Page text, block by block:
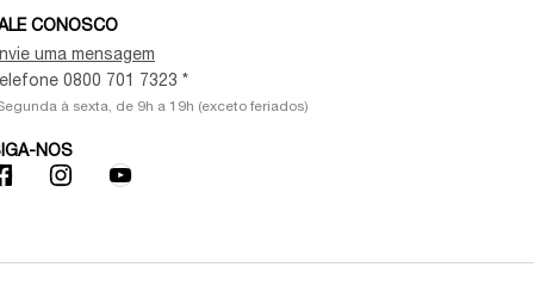
CONOSCO
uma mensagem
0800 701 7323 *
à sexta, de 9h a 19h (exceto feriados)
NOS